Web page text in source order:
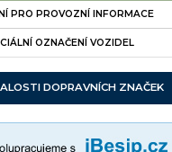
PRO PROVOZNÍ INFORMACE
OZNAČENÍ VOZIDEL
DOPRAVNÍCH ZNAČEK